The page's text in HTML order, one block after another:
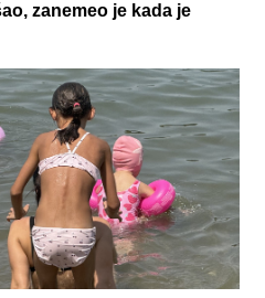
zanemeo je kada je